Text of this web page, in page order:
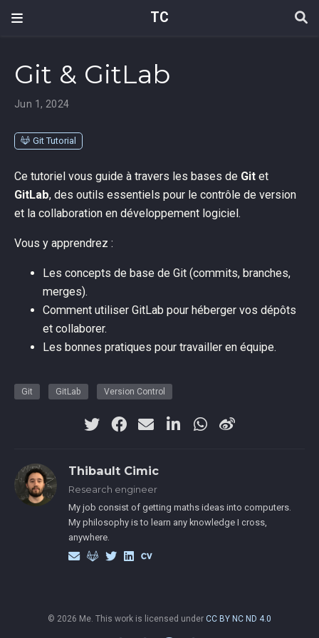
TC
Git & GitLab
Jun 1, 2024
Git Tutorial
Ce tutoriel vous guide à travers les bases de Git et
GitLab, des outils essentiels pour le contrôle de version
et la collaboration en développement logiciel.
Vous y apprendrez :
Les concepts de base de Git (commits, branches,
merges).
Comment utiliser GitLab pour héberger vos dépôts
et collaborer.
Les bonnes pratiques pour travailler en équipe.
Git GitLab Version Control
Thibault Cimic
Research engineer
My job consist of getting maths ideas into computers.
My philosophy is to learn any knowledge I cross,
anywhere.
© 2026 Me. This work is licensed under CC BY NC ND 4.0